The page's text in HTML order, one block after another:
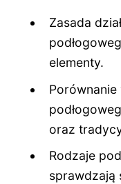
Zasada
elementy.
oraz
Rodzaje
sprawdzają